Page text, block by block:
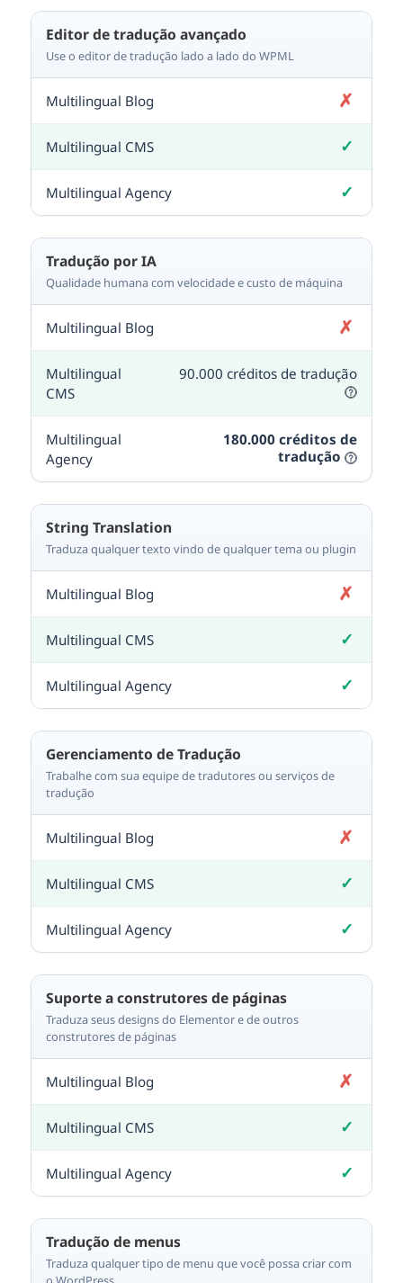
Editor de tradução avançado
Use o editor de tradução lado a lado do WPML
✗
Não incluído
✓
Incluído
✓
Incluído
Tradução por IA
Qualidade humana com velocidade e custo de máquina
✗
Não incluído
90.000 créditos de tradução
180.000 créditos de
tradução
String Translation
Traduza qualquer texto vindo de qualquer tema ou plugin
✗
Não incluído
✓
Incluído
✓
Incluído
Gerenciamento de Tradução
Trabalhe com sua equipe de tradutores ou serviços de
tradução
✗
Não incluído
✓
Incluído
✓
Incluído
Suporte a construtores de páginas
Traduza seus designs do Elementor e de outros
construtores de páginas
✗
Não incluído
✓
Incluído
✓
Incluído
Tradução de menus
Traduza qualquer tipo de menu que você possa criar com